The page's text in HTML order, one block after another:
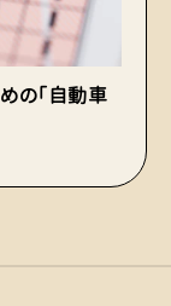
の「自動車